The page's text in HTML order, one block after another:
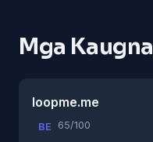
Mga
loopme.me
BE 65/100